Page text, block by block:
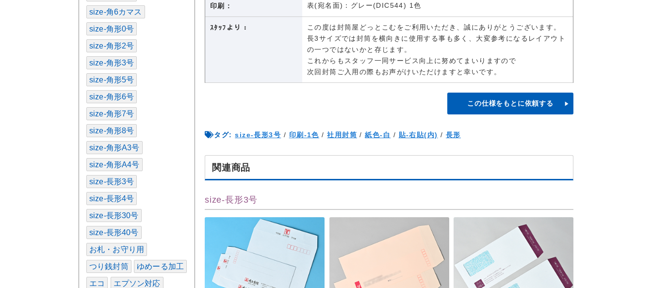
印刷： 表(宛名面)：グレー(DIC544) 1色
ｽﾀｯﾌより：
この度は封筒屋どっとこむをご利用いただき、誠にありがとうございます。
長3サイズでは封筒を横向きに使用する事も多く、大変参考になるレイアウト
の一つではないかと存じます。
これからもスタッフ一同サービス向上に努めてまいりますので
次回封筒ご入用の際もお声がけいただけますと幸いです。
この仕様をもとに依頼する
タグ:size-長形3号 / 印刷-1色 /社用封筒 /紙色-白 / 貼-右貼(内) /長形
関連商品
size-長形3号
size-角6カマス
size-角形0号
size-角形2号
size-角形3号
size-角形5号
size-角形6号
size-角形7号
size-角形8号
size-角形A3号
size-角形A4号
size-長形3号
size-長形4号
size-長形30号
size-長形40号
お札・お守り用
つり銭封筒 ゆめーる加工
エコ エプソン対応